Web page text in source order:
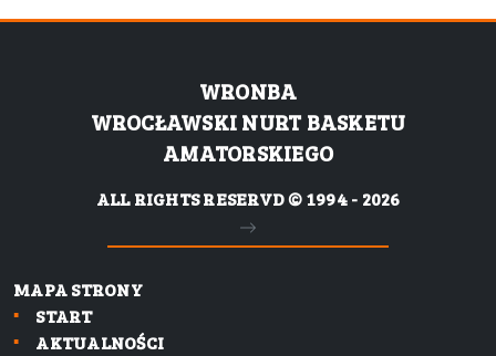
WRONBA
WROCŁAWSKI NURT BASKETU
AMATORSKIEGO
ALL RIGHTS RESERVD © 1994 - 2026
MAPA STRONY
START
AKTUALNOŚCI